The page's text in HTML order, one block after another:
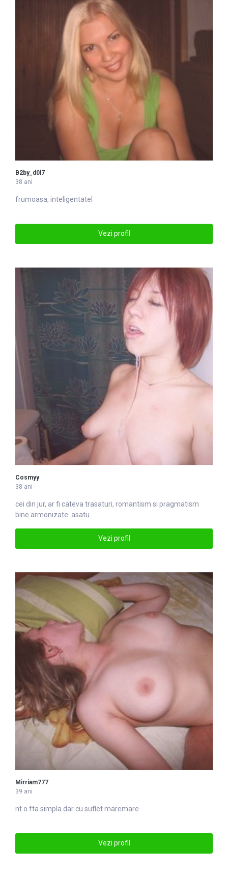
B2by_d0l7
38 ani
frumoasa, intel igentatel
Vezi profil
Cosmyy
38 ani
cei din jur, ar fi cateva trasaturi, romantism si pragmatism
bine armonizate. asatu
Vezi profil
Mirriam777
39 ani
nt o fta simpla dar cu sufletmaremare
Vezi profil